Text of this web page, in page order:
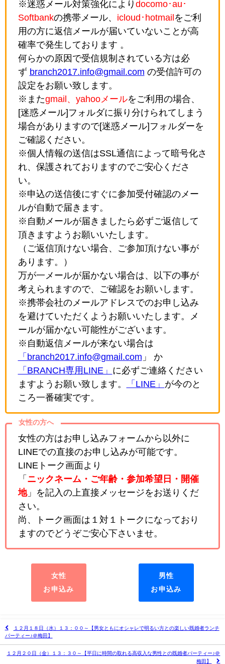
※迷惑メール対策強化により docomo･au･
Softbankの携帯メール、 icloud･hotmail をご利
用の方に返信メールが届いていないことが高
確率で発生しております 。
何らかの原因で受信規制されている方は必
ず branch2017.info@gmail.com の受信許可の
設定をお願い致します。
※またgmail、yahooメールをご利用の場合、
[迷惑メール]フォルダに振り分けられてしまう
場合がありますので[迷惑メール]フォルダーを
ご確認ください。
※個人情報の送信はSSL通信によって暗号化さ
れ、保護されておりますのでご安心くださ
い。
※申込の送信後にすぐに参加受付確認のメー
ルが自動で届きます。
※自動メールが届きましたら必ずご返信して
頂きますようお願いいたします。
（ご返信頂けない場合、ご参加頂けない事が
あります。）
万が一メールが届かない場合は、以下の事が
考えられますので、ご確認をお願いします。
※携帯会社のメールアドレスでのお申し込み
を避けていただくようお願いいたします。メ
ールが届かない可能性がございます。
※自動返信メールが来ない場合は
「branch2017.info@gmail.com 」 か
「BRANCH専用LINE」 に必ずご連絡ください
ますようお願い致します。
「LINE」 が今のと
ころ一番確実です。
女性の方へ
女性の方はお申し込みフォームから以外に
LINEでの直接のお申し込みが可能です。
LINEトーク画面より
「 ニックネーム・ご年齢・参加希望日・開催
地」を記入の上直接メッセージをお送りくだ
さい。
尚、トーク画面は１対１トークになっており
ますのでどうぞご安心下さいませ。
女性
お申込み
男性
お申込み
１２月１８日（水）１３：００～【男女ともにオシャレで明るい方との楽しい既婚者ランチ
パーティー♪＠梅田】
１２月２０日（金）１３：３０～【平日に時間の取れる高収入な男性との既婚者パーティー♪＠
梅田】